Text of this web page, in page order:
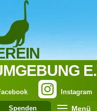
Instagram
Spenden Menü